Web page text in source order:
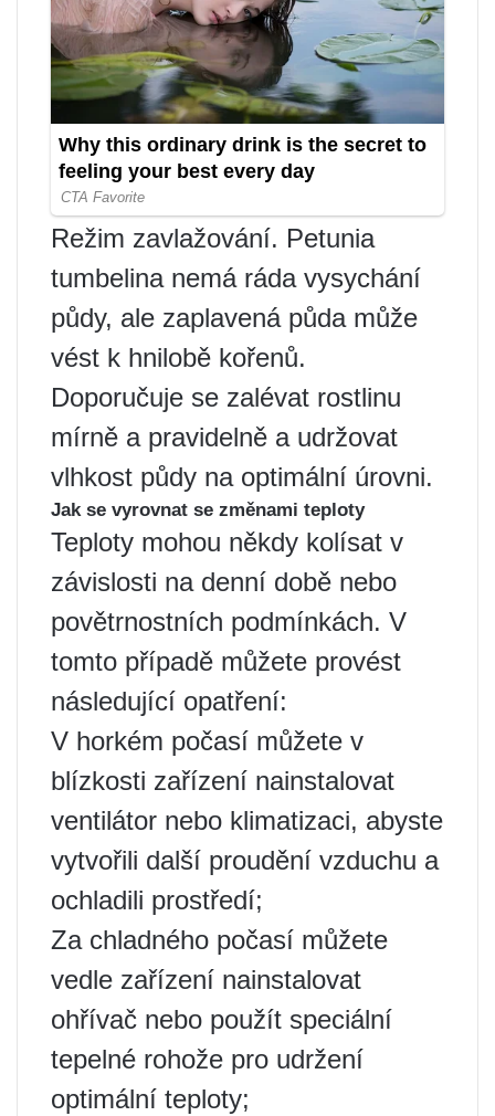
Režim zavlažování. Petunia
tumbelina nemá ráda vysychání
půdy, ale zaplavená půda může
vést k hnilobě kořenů.
Doporučuje se zalévat rostlinu
mírně a pravidelně a udržovat
vlhkost půdy na optimální úrovni.
Jak se vyrovnat se změnami teploty
Teploty mohou někdy kolísat v
závislosti na denní době nebo
povětrnostních podmínkách. V
tomto případě můžete provést
následující opatření:
V horkém počasí můžete v
blízkosti zařízení nainstalovat
ventilátor nebo klimatizaci, abyste
vytvořili další proudění vzduchu a
ochladili prostředí;
Za chladného počasí můžete
vedle zařízení nainstalovat
ohřívač nebo použít speciální
tepelné rohože pro udržení
optimální teploty;